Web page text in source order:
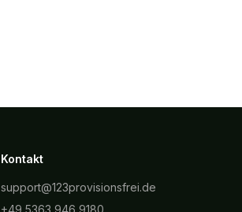
Kontakt
support@123provisionsfrei.de
+49 5363 946 9180